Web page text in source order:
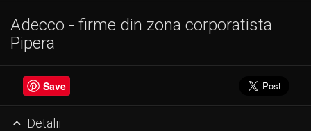
Adecco - firme din zona corporatista
Pipera
Save
 Detalii